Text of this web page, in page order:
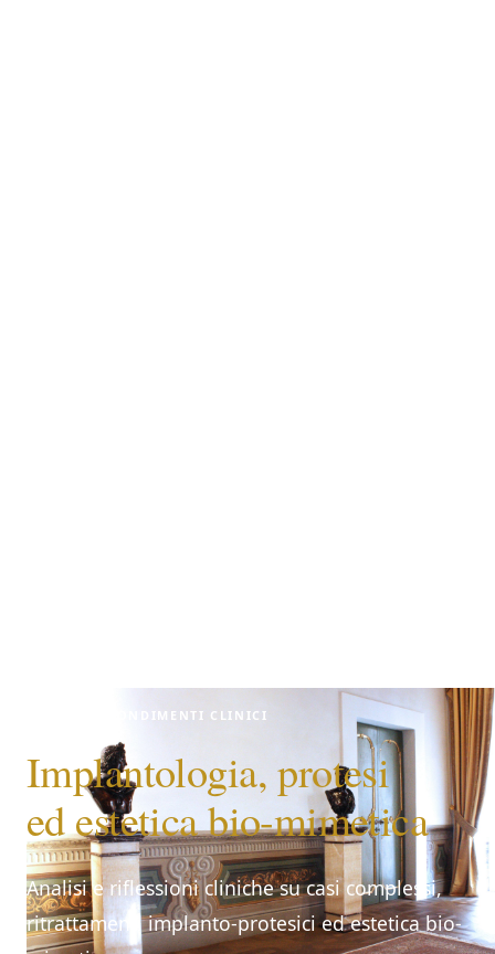
APPROFONDIMENTI CLINICI
Implantologia, protesi
ed estetica bio-mimetica
Analisi e riflessioni cliniche su casi complessi,
ritrattamenti implanto-protesici ed estetica bio-